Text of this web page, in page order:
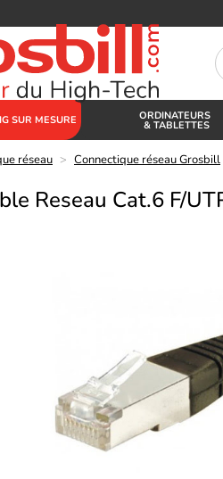
SUR MESURE ORDINATEURS
& TABLETTES
réseau > Connectique réseau Grosbill
Reseau Cat.6 F/